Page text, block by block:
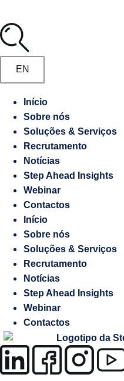
Recrutamento
Responsabilidade
socioambiental
Gestão
Contraordenações
de
Encargos
Salesforce
Soluções
à
medida
OutSystems
EN
Início
Sobre nós
Soluções & Serviços
Recrutamento
Notícias
Step Ahead Insights
Webinar
Contactos
Início
Sobre nós
Soluções & Serviços
Recrutamento
Notícias
Step Ahead Insights
Webinar
Contactos